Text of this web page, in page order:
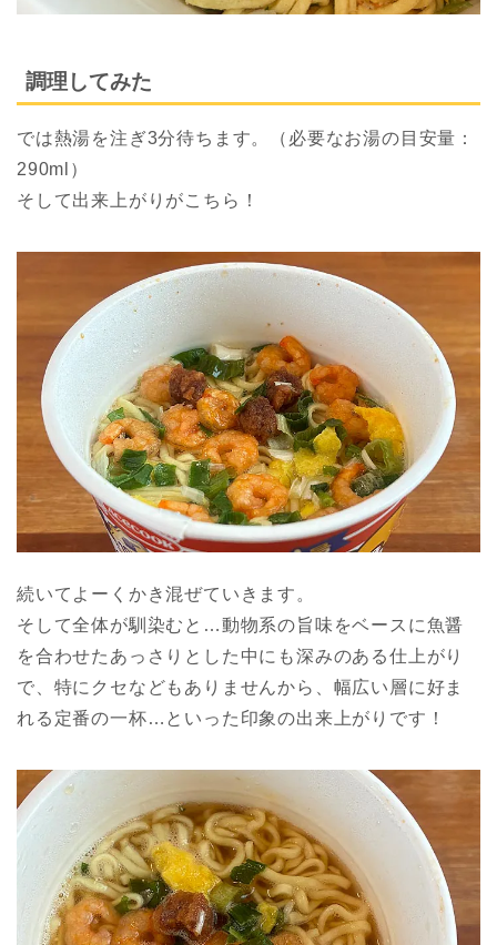
調理してみた
では熱湯を注ぎ3分待ちます。（必要なお湯の目安量：
290ml）
そして出来上がりがこちら！
続いてよーくかき混ぜていきます。
そして全体が馴染むと…動物系の旨味をベースに魚醤
を合わせたあっさりとした中にも深みのある仕上がり
で、特にクセなどもありませんから、幅広い層に好ま
れる定番の一杯…といった印象の出来上がりです！